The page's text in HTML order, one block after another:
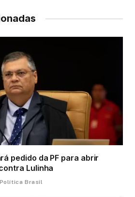
pedido da PF para abrir
Lulinha
Política Brasil